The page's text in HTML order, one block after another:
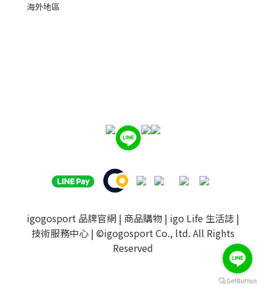
BUY NOW
海外地區
igogosport 品牌官網 | 商品購物 | igo Life 生活誌 |
技術服務中心 | ©igogosport Co., ltd. All Rights
Reserved